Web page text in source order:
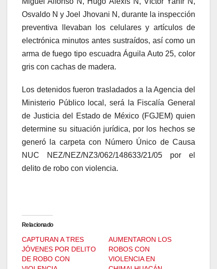
Osvaldo N y Joel Jhovani N, durante la inspección
preventiva llevaban los celulares y artículos de
electrónica minutos antes sustraídos, así como un
arma de fuego tipo escuadra Águila Auto 25, color
gris con cachas de madera.
Los detenidos fueron trasladados a la Agencia del
Ministerio Público local, será la Fiscalía General
de Justicia del Estado de México (FGJEM) quien
determine su situación jurídica, por los hechos se
generó la carpeta con Número Único de Causa
NUC NEZ/NEZ/NZ3/062/148633/21/05 por el
delito de robo con violencia.
Relacionado
CAPTURAN A TRES
JÓVENES POR DELITO
DE ROBO CON
AUMENTARON LOS
ROBOS CON
VIOLENCIA EN